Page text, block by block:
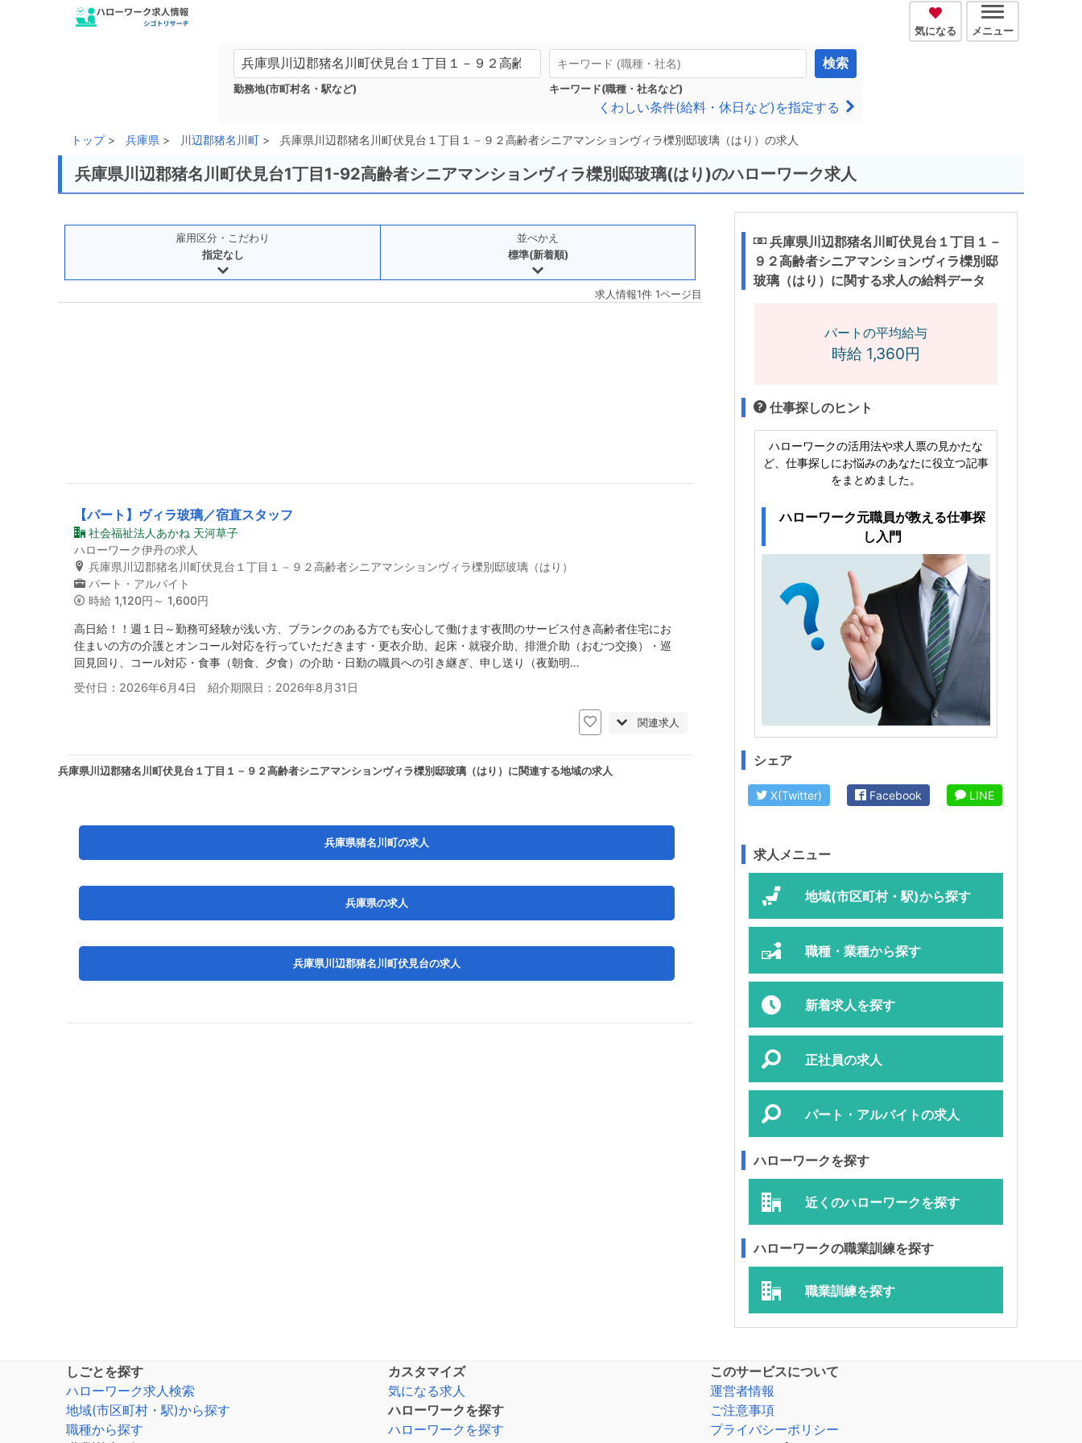
気になる メニュー
勤務地(市町村名・駅など) キーワード(職種・社名など)
検索
くわしい条件(給料・休日など)を指定する
トップ 兵庫県 川辺郡猪名川町 兵庫県川辺郡猪名川町伏見台１丁目１－９２高齢者シニアマンションヴィラ櫟別邸玻璃（はり）の求人
兵庫県川辺郡猪名川町伏見台1丁目1-92高齢者シニアマンションヴィラ櫟別邸玻璃(はり)のハローワーク求人
雇用区分・こだわり
指定なし
並べかえ
標準(新着順)
求人情報1件 1ページ目
【パート】ヴィラ玻璃／宿直スタッフ
社会福祉法人あかね 天河草子
ハローワーク伊丹の求人
兵庫県川辺郡猪名川町伏見台１丁目１－９２高齢者シニアマンションヴィラ櫟別邸玻璃（はり）
パート・アルバイト
時給 1,120円～ 1,600円
高日給！！週１日～勤務可経験が浅い方、ブランクのある方でも安心して働けます夜間のサービス付き高齢者住宅にお
住まいの方の介護とオンコール対応を行っていただきます・更衣介助、起床・就寝介助、排泄介助（おむつ交換）・巡
回見回り、コール対応・食事（朝食、夕食）の介助・日勤の職員への引き継ぎ、申し送り（夜勤明…
受付日：2026年6月4日 紹介期限日：2026年8月31日
関連求人
兵庫県川辺郡猪名川町伏見台１丁目１－９２高齢者シニアマンションヴィラ櫟別邸玻璃（はり）に関連する地域の求人
兵庫県猪名川町の求人
兵庫県の求人
兵庫県川辺郡猪名川町伏見台の求人
兵庫県川辺郡猪名川町伏見台１丁目１－
９２高齢者シニアマンションヴィラ櫟別邸
玻璃（はり）に関する求人の給料データ
パートの平均給与
時給 1,360円
仕事探しのヒント
ハローワークの活用法や求人票の見かたな
ど、仕事探しにお悩みのあなたに役立つ記事
をまとめました。
ハローワーク元職員が教える仕事探
し入門
シェア
X(Twitter) Facebook LINE
求人メニュー
地域(市区町村・駅)から探す
職種・業種から探す
新着求人を探す
正社員の求人
パート・アルバイトの求人
ハローワークを探す
近くのハローワークを探す
ハローワークの職業訓練を探す
職業訓練を探す
しごとを探す
ハローワーク求人検索
地域(市区町村・駅)から探す
職種から探す
カスタマイズ
気になる求人
ハローワークを探す
ハローワークを探す
このサービスについて
運営者情報
ご注意事項
プライバシーポリシー